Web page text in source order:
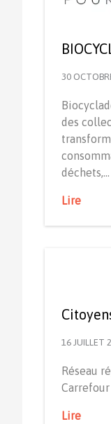
30
des
déchets,…
Lire
16 JUILLET
Réseau
Lire